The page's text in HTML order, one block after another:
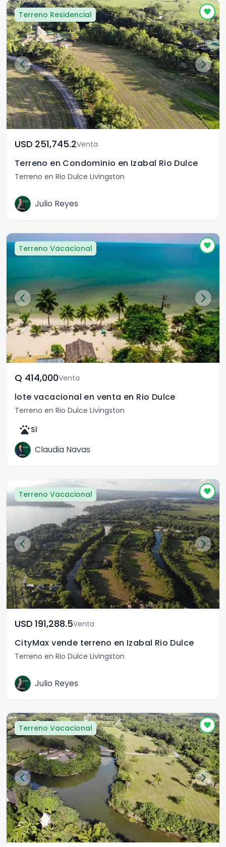
Terreno Residencial
USD	251,745.2Venta
Terreno en Condominio en Izabal Rio Dulce
Terreno en Rio Dulce Livingston
Julio Reyes
Terreno Vacacional
Q	414,000Venta
lote vacacional en venta en Rio Dulce
Terreno en Rio Dulce Livingston
petsSì
Claudia Navas
Terreno Vacacional
USD	191,288.5Venta
CityMax vende terreno en Izabal Rio Dulce
Terreno en Rio Dulce Livingston
Julio Reyes
Terreno Vacacional